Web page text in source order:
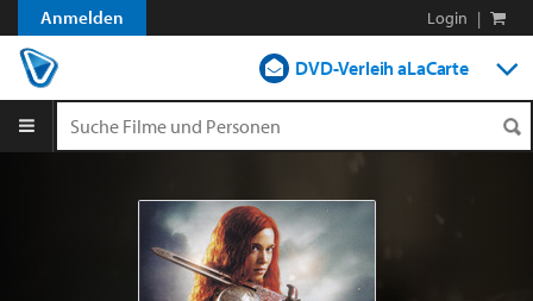
Anmelden Login |
DVD-Verleih aLaCarte
Shop
Blog